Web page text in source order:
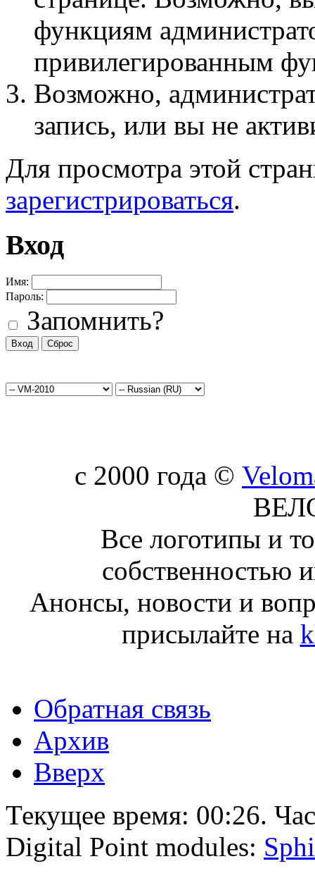
функциям
привилегированным
Возможно,
запись, или вы не
Для просмотра этой
зарегистрироваться.
Вход
Имя:
Пароль:
Запомнить?
c 2000 года ©
Все логотипы и
собственностью
Анонсы, новости и
присылайте на
Обратная связь
Архив
Вверх
Текущее время: 00:26.
Digital Point modules: